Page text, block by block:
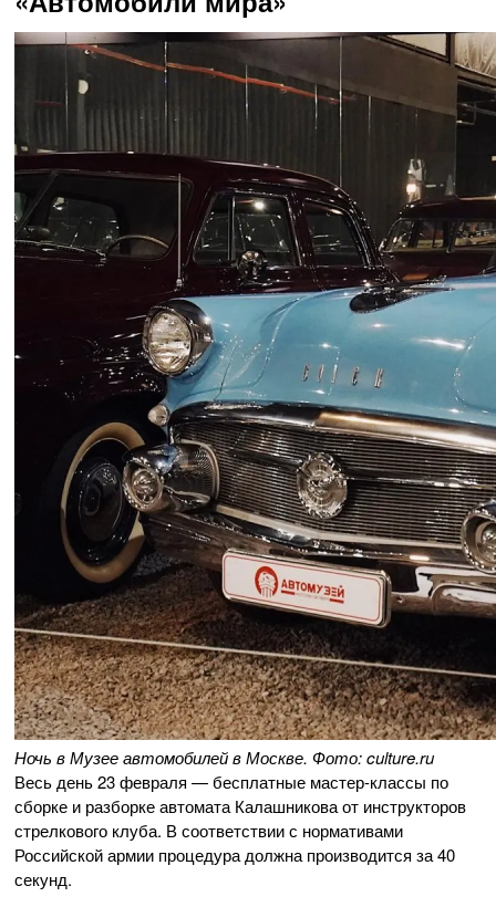
Ночь в Музее автомобилей в Москве. Фото: culture.ru
Весь день 23 февраля — бесплатные мастер-классы по
сборке и разборке автомата Калашникова от инструкторов
стрелкового клуба. В соответствии с нормативами
Российской армии процедура должна производится за 40
секунд.